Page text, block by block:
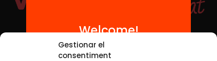
Gestionar el
consentiment
Social Media
Welcome!